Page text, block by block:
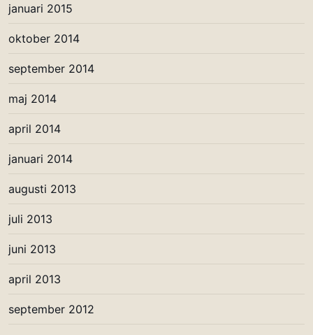
januari 2015
oktober 2014
september 2014
maj 2014
april 2014
januari 2014
augusti 2013
juli 2013
juni 2013
april 2013
september 2012